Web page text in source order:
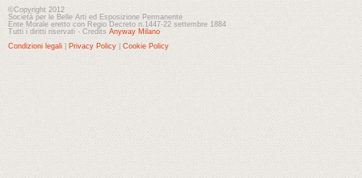
©Copyright 2012
Società per le Belle Arti ed Esposizione Permanente
Ente Morale eretto con Regio Decreto n.1447-22 settembre 1884
Tutti i diritti riservati - Credits Anyway Milano
Condizioni legali
Privacy Policy Cookie Policy